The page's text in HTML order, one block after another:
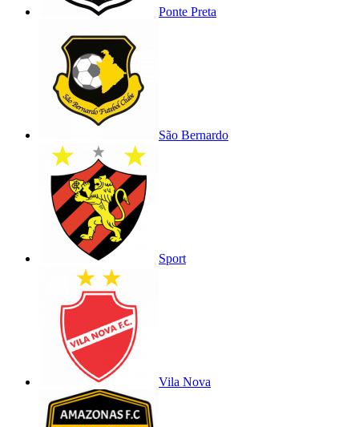
Ponte Preta
São Bernardo
Sport
Vila Nova